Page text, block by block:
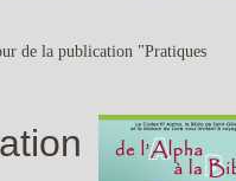
de la publication "Pratiques